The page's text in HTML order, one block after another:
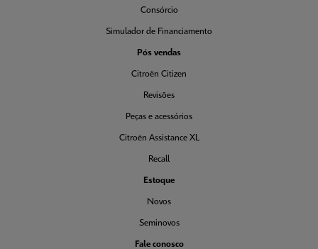
Consórcio
Simulador de Financiamento
Pós vendas
Citroën Citizen
Revisões
Peças e acessórios
Citroën Assistance XL
Recall
Estoque
Novos
Seminovos
Fale conosco